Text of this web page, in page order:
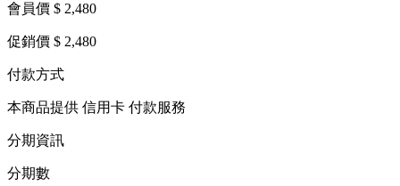
會員價 $ 2,480
促銷價 $ 2,480
付款方式
本商品提供 信用卡 付款服務
分期資訊
分期數